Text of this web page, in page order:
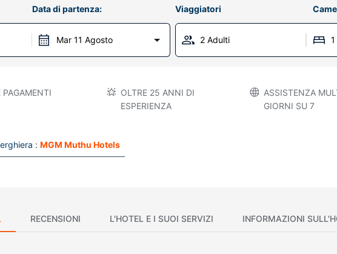
Data di partenza:
Mar 11 Agosto
Viaggiatori
2 Adulti
PAGAMENTI
OLTRE 25 ANNI DI
ESPERIENZA
ASSISTENZA
GIORNI SU 7
: MGM Muthu Hotels
RECENSIONI L'HOTEL E I SUOI SERVIZI INFORMAZIONI